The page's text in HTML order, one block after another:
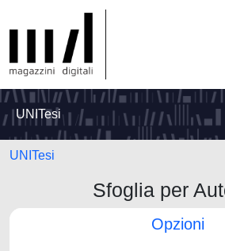
UNITesi
UNITesi
Sfoglia per
Opzioni